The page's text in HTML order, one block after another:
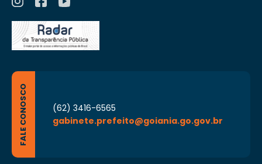
FALE CONOSCO
(62) 3416-6565
gabinete.prefeito@goiania.go.gov.br